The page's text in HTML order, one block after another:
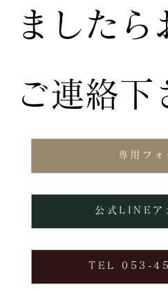
専用フォ
TEL 053-
公式LINEア
ましたら
ご連絡下